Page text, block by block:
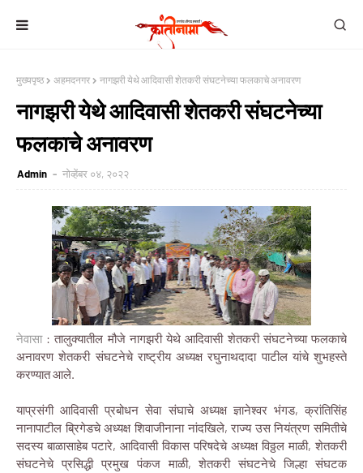
मुख्यपृष्ठ अहमदनगर नागझरी येथे आदिवासी शेतकरी संघटनेच्या फलकाचे अनावरण
नागझरी येथे आदिवासी शेतकरी संघटनेच्या
फलकाचे अनावरण
Admin नोव्हेंबर ०४, २०२२
नेवासा: तालुक्यातील मौजे नागझरी येथे आदिवासी शेतकरी संघटनेच्या फलकाचे
अनावरण शेतकरी संघटनेचे राष्ट्रीय अध्यक्ष रघुनाथदादा पाटील यांचे शुभहस्ते
करण्यात आले.
याप्रसंगी आदिवासी प्रबोधन सेवा संघाचे अध्यक्ष ज्ञानेश्वर भंगड, क्रांतिसिंह
नानापाटील ब्रिगेडचे अध्यक्ष शिवाजीनाना नांदखिले, राज्य उस नियंत्रण समितीचे
सदस्य बाळासाहेब पटारे, आदिवासी विकास परिषदेचे अध्यक्ष विठ्ठल माळी, शेतकरी
संघटनेचे प्रसिद्धी प्रमुख पंकज माळी, शेतकरी संघटनेचे जिल्हा संघटक